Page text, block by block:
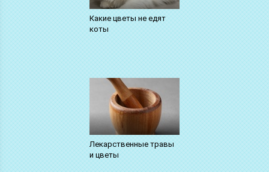
Какие цветы не едят
коты
Лекарственные травы
и цветы